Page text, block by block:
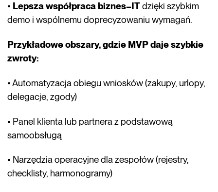
• Lepsza współpraca biznes–ITdzięki szybkim
demo i wspólnemu doprecyzowaniu wymagań.
Przykładowe obszary, gdzie MVP daje szybkie
zwroty:
• Automatyzacja obiegu wniosków (zakupy, urlopy,
delegacje, zgody)
• Panel klienta lub partnera z podstawową
samoobsługą
• Narzędzia operacyjne dla zespołów (rejestry,
checklisty, harmonogramy)